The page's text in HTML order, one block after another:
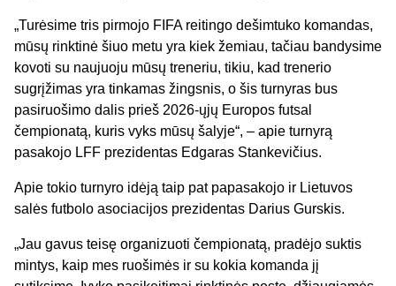
„Turėsime tris pirmojo FIFA reitingo dešimtuko komandas,
mūsų rinktinė šiuo metu yra kiek žemiau, tačiau bandysime
kovoti su naujuoju mūsų treneriu, tikiu, kad trenerio
sugrįžimas yra tinkamas žingsnis, o šis turnyras bus
pasiruošimo dalis prieš 2026-ųjų Europos futsal
čempionatą, kuris vyks mūsų šalyje“, – apie turnyrą
pasakojo LFF prezidentas Edgaras Stankevičius.
Apie tokio turnyro idėją taip pat papasakojo ir Lietuvos
salės futbolo asociacijos prezidentas Darius Gurskis.
„Jau gavus teisę organizuoti čempionatą, pradėjo suktis
mintys, kaip mes ruošimės ir su kokia komanda jį